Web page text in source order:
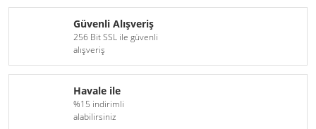
Güvenli Alışveriş
256 Bit SSL ile güvenli
alışveriş
Havale ile
%15 indirimli
alabilirsiniz